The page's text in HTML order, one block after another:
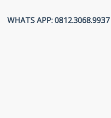
WHATS APP: 0812.3068.9937